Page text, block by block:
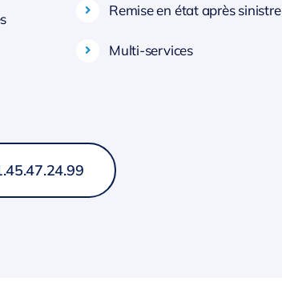
Remise en état après sinistre
Multi-services